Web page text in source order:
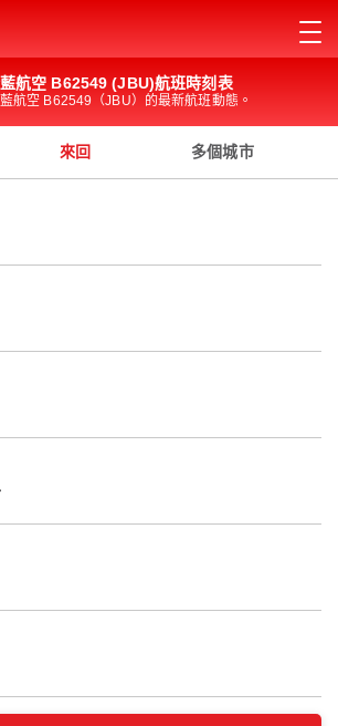
航空 B62549 (JBU)航班時刻表
航空 B62549（JBU）的最新航班動態。
來回 多個城市